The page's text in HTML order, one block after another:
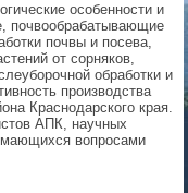
особенности и
почвообрабатывающие
почвы и посева,
от сорняков,
обработки и
производства
Краснодарского края.
АПК, научных
вопросами